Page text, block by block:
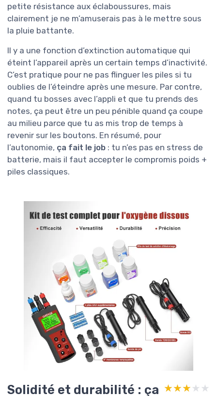
petite résistance aux éclaboussures, mais
clairement je ne m’amuserais pas à le mettre sous
la pluie battante.
Il y a une fonction d’extinction automatique qui
éteint l’appareil après un certain temps d’inactivité.
C’est pratique pour ne pas flinguer les piles si tu
oublies de l’éteindre après une mesure. Par contre,
quand tu bosses avec l’appli et que tu prends des
notes, ça peut être un peu pénible quand ça coupe
au milieu parce que tu as mis trop de temps à
revenir sur les boutons. En résumé, pour
l’autonomie, ça fait le job : tu n’es pas en stress de
batterie, mais il faut accepter le compromis poids +
piles classiques.
Solidité et durabilité : ça ★★★★★
★★★★★